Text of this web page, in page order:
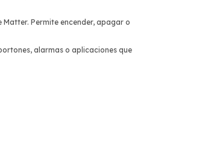
Matter. Permite encender, apagar o
alarmas o aplicaciones que